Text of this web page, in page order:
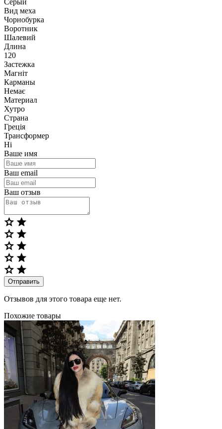
Вид меха
Чорнобурка
Воротник
Шалевий
Длина
120
Застежка
Магніт
Карманы
Немає
Материал
Хутро
Страна
Греція
Трансформер
Ні
Ваше имя
Ваш email
Ваш отзыв
Отправить
Отзывов для этого товара еще нет.
Похожие товары